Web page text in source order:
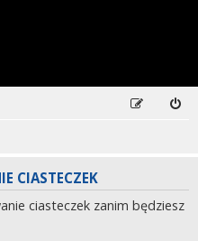
CIASTECZEK
ciasteczek zanim będziesz